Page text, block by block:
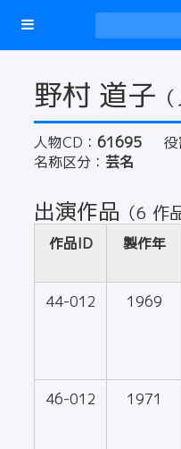
野村 道子
人物CD： 61695 役
名称区分： 芸名
出演作品 （6 作
作品ID 製作年
44-012 1969
46-012 1971